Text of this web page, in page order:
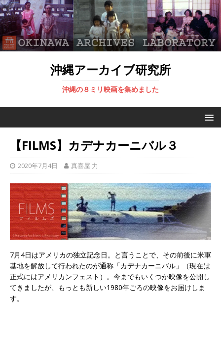
沖縄アーカイブ研究所
沖縄の８ミリ映画を集めました
【FILMS】カデナカーニバル３
2020年7月4日 真喜屋 力
7月4日はアメリカの独立記念日。と言うことで、その前後に米軍
基地を解放して行われたのが通称「カデナカーニバル」（現在は
正式にはアメリカンフェスト）。今までもいくつか映像を公開し
てきましたが、もっとも新しい1980年ごろの映像をお届けしま
す。